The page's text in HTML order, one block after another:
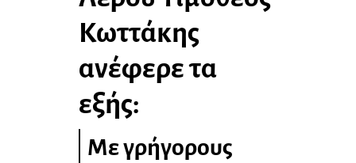
Κωττάκης
ανέφερε τα
εξής:
Με γρήγορους